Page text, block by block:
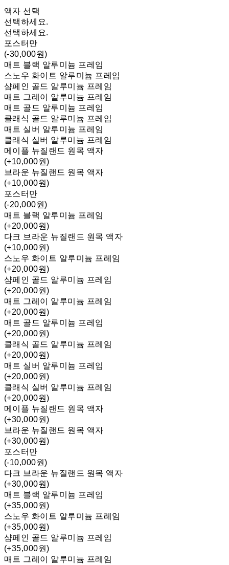
액자 선택
선택하세요.
선택하세요.
포스터만
(-30,000원)
매트 블랙 알루미늄 프레임
스노우 화이트 알루미늄 프레임
샴페인 골드 알루미늄 프레임
매트 그레이 알루미늄 프레임
매트 골드 알루미늄 프레임
클래식 골드 알루미늄 프레임
매트 실버 알루미늄 프레임
클래식 실버 알루미늄 프레임
메이플 뉴질랜드 원목 액자
(+10,000원)
브라운 뉴질랜드 원목 액자
(+10,000원)
포스터만
(-20,000원)
매트 블랙 알루미늄 프레임
(+20,000원)
다크 브라운 뉴질랜드 원목 액자
(+10,000원)
스노우 화이트 알루미늄 프레임
(+20,000원)
샴페인 골드 알루미늄 프레임
(+20,000원)
매트 그레이 알루미늄 프레임
(+20,000원)
매트 골드 알루미늄 프레임
(+20,000원)
클래식 골드 알루미늄 프레임
(+20,000원)
매트 실버 알루미늄 프레임
(+20,000원)
클래식 실버 알루미늄 프레임
(+20,000원)
메이플 뉴질랜드 원목 액자
(+30,000원)
브라운 뉴질랜드 원목 액자
(+30,000원)
포스터만
(-10,000원)
다크 브라운 뉴질랜드 원목 액자
(+30,000원)
매트 블랙 알루미늄 프레임
(+35,000원)
스노우 화이트 알루미늄 프레임
(+35,000원)
샴페인 골드 알루미늄 프레임
(+35,000원)
매트 그레이 알루미늄 프레임